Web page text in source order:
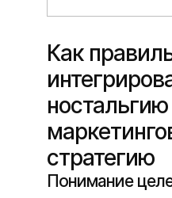
Как
стратегию
Понимание